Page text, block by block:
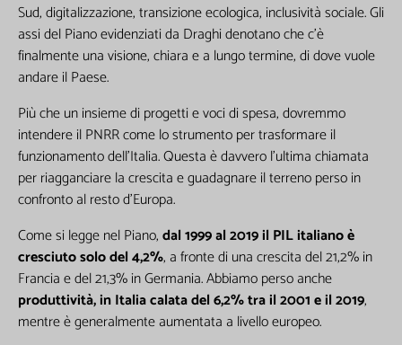
Sud, digitalizzazione, transizione ecologica, inclusività sociale. Gli
assi del Piano evidenziati da Draghi denotano che c’è
finalmente una visione, chiara e a lungo termine, di dove vuole
andare il Paese.
Più che un insieme di progetti e voci di spesa, dovremmo
intendere il PNRR come lo strumento per trasformare il
funzionamento dell’Italia. Questa è davvero l’ultima chiamata
per riagganciare la crescita e guadagnare il terreno perso in
confronto al resto d’Europa.
Come si legge nel Piano,dal 1999 al 2019 il PIL italiano è
cresciuto solo del 4,2%, a fronte di una crescita del 21,2% in
Francia e del 21,3% in Germania. Abbiamo perso anche
produttività, in Italia calata del 6,2% tra il 2001 e il 2019,
mentre è generalmente aumentata a livello europeo.